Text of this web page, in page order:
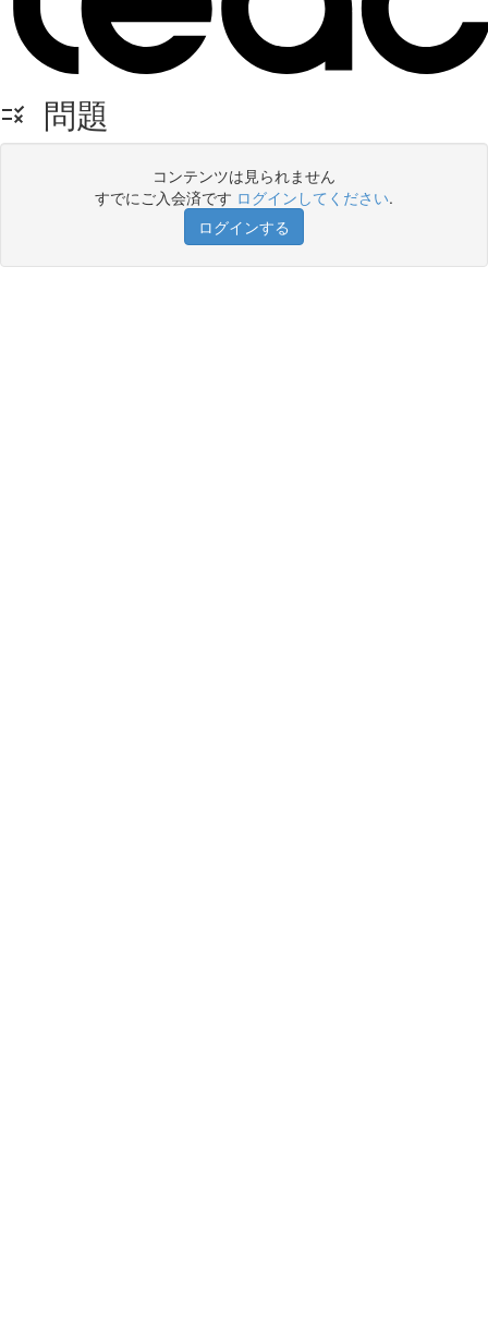
問題
コンテンツは見られません
すでにご入会済です ログインしてください.
ログインする